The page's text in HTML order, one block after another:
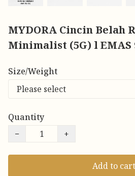
MYDORA Cincin Belah
Minimalist (5G) l EMAS
Size/Weight
Quantity
−
+
Add to cart